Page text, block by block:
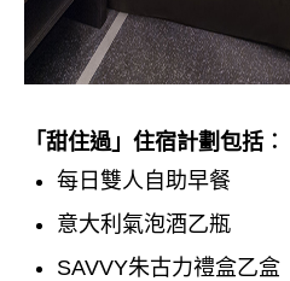
「甜住過」住宿計劃包括︰
每日雙人自助早餐
意大利氣泡酒乙瓶
SAVVY朱古力禮盒乙盒